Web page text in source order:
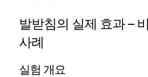
발받침의 실제 효과 –
사례
실험 개요